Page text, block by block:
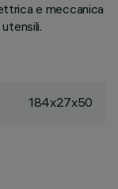
e meccanica
184x27x50